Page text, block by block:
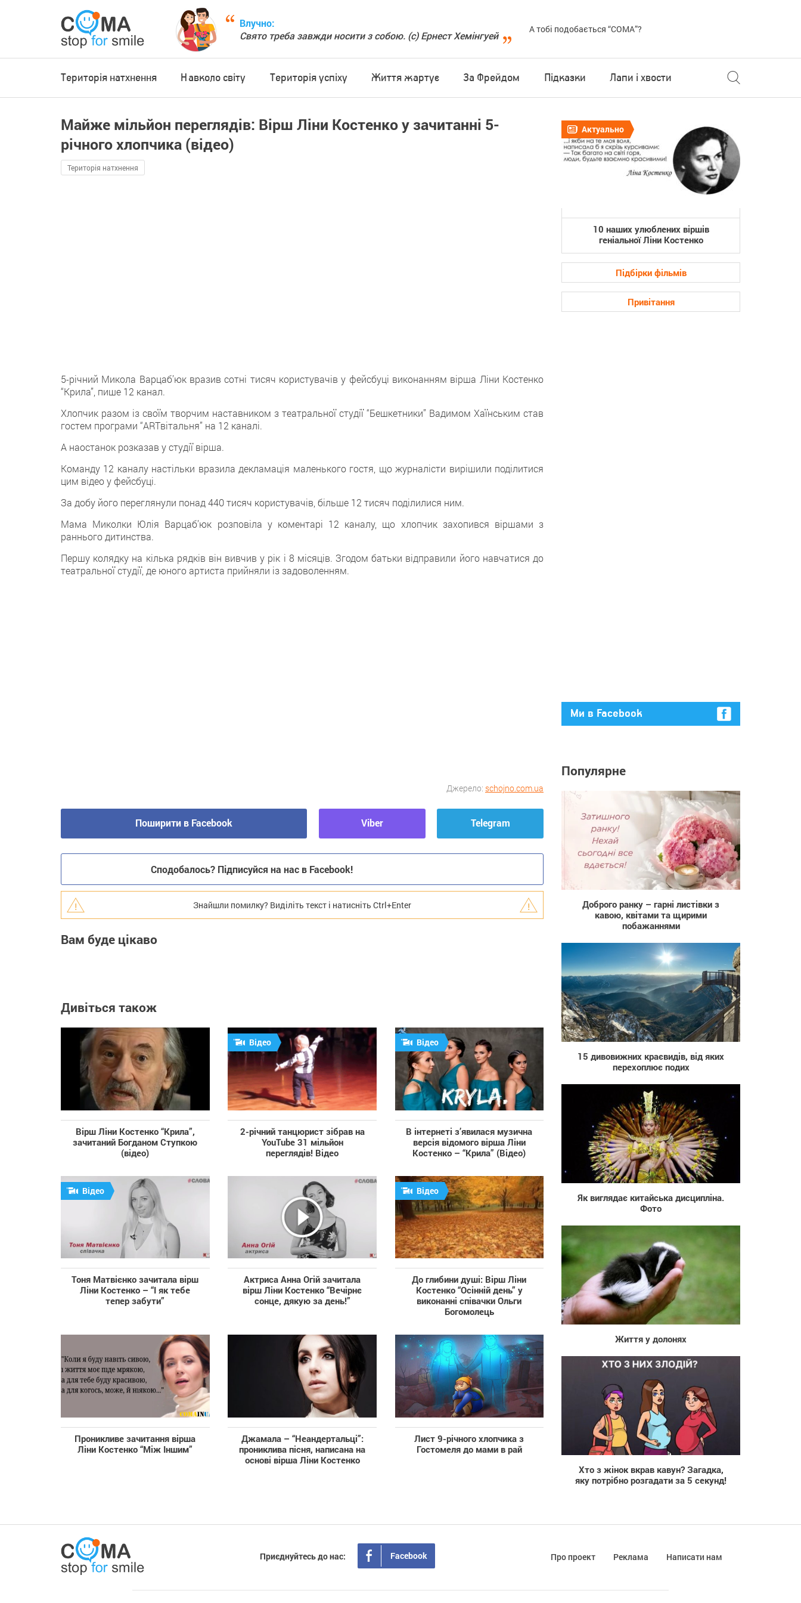
Влучно:
Свято треба завжди носити з собою. (с) Ернест Хемінгуей
А тобі подобається “COMA”?
Територія натхнення Навколо світу Територія успіху Життя жартує За Фрейдом Підказки Лапи і хвости
Майже мільйон переглядів: Вірш Ліни Костенко у зачитанні 5-
річного хлопчика (відео)
Територія натхнення
5-річний Микола Варцаб’юк вразив сотні тисяч користувачів у фейсбуці виконанням вірша Ліни Костенко
“Крила”, пише 12 канал.
Хлопчик разом із своїм творчим наставником з театральної студії “Бешкетники” Вадимом Хаїнським став
гостем програми “ARTвітальня” на 12 каналі.
А наостанок розказав у студії вірша.
Команду 12 каналу настільки вразила декламація маленького гостя, що журналісти вирішили поділитися
цим відео у фейсбуці.
За добу його переглянули понад 440 тисяч користувачів, більше 12 тисяч поділилися ним.
Мама Миколки Юлія Варцаб’юк розповіла у коментарі 12 каналу, що хлопчик захопився віршами з
раннього дитинства.
Першу колядку на кілька рядків він вивчив у рік і 8 місяців. Згодом батьки відправили його навчатися до
театральної студії, де юного артиста прийняли із задоволенням.
Джерело: schojno.com.ua
Поширити в Facebook Viber Telegram
Сподобалось? Підписуйся на нас в Facebook!
Знайшли помилку? Виділіть текст і натисніть Ctrl+Enter
Вам буде цікаво
Дивіться також
Вірш Ліни Костенко “Крила”,
зачитаний Богданом Ступкою
(відео)
Відео
2-річний танцюрист зібрав на
YouTube 31 мільйон
переглядів! Відео
Відео
В інтернеті з’явилася музична
версія відомого вірша Ліни
Костенко – “Крила” (Відео)
Відео
Тоня Матвієнко зачитала вірш
Ліни Костенко – “І як тебе
тепер забути”
Актриса Анна Огій зачитала
вірш Ліни Костенко “Вечірнє
сонце, дякую за день!”
Відео
До глибини душі: Вірш Ліни
Костенко “Осінній день” у
виконанні співачки Ольги
Богомолець
Проникливе зачитання вірша
Ліни Костенко “Між Іншим”
Джамала – “Неандертальці”:
прониклива пісня, написана на
основі вірша Ліни Костенко
Лист 9-річного хлопчика з
Гостомеля до мами в рай
Актуально
10 наших улюблених віршів
геніальної Ліни Костенко
Підбірки фільмів
Привітання
Ми в Facebook
Популярне
86
Доброго ранку – гарні листівки з
кавою, квітами та щирими
побажаннями
1 194
15 дивовижних краєвидів, від яких
перехоплює подих
Як виглядає китайська дисципліна.
Фото
Життя у долонях
Хто з жінок вкрав кавун? Загадка,
яку потрібно розгадати за 5 секунд!
Приєднуйтесь до нас: Facebook Про проект Реклама Написати нам